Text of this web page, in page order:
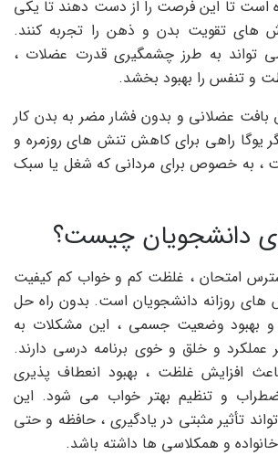
است تا این فرصت را از دست دهند تا یکی
های تقویت بدن و ذهن را تجربه کنند.
تواند به طرز چشمگیری قدرت عضلات ،
و تنفس را بهبود بخشد.
بافت عضلانی و بدون فشار مضر به بدن کار
یوگا راهی برای کاهش تنش های روزمره و
، به خصوص برای مردانی که شغل یا سبک
دانشجویان چیست؟
امتحان ، غلظت کم و خواب کم کیفیت
روزانه دانشجویان است. بدون راه حل
و بهبود وضعیت جسمی ، این مشکلات به
عملکرد و خلق و خوی برنامه درسی دارند.
افزایش غلظت ، بهبود انعطاف پذیری
و تنظیم بهتر خواب می شود. این
تأثیر مثبتی در یادگیری ، حافظه و حتی
و همکلاسی ها داشته باشد.